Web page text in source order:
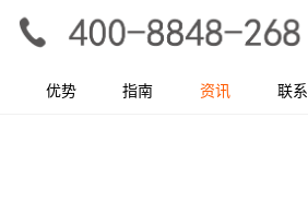
优势 指南 资讯 联系